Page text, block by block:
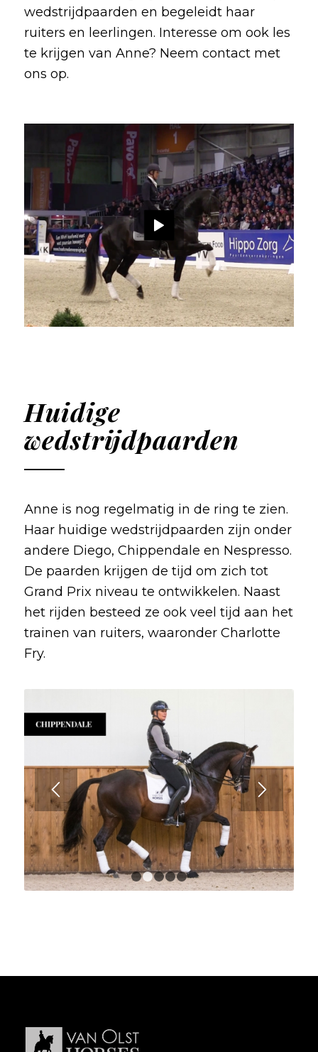
wedstrijdpaarden en begeleidt haar
ruiters en leerlingen. Interesse om ook les
te krijgen van Anne? Neem contact met
ons op.
Huidige
wedstrijdpaarden
Anne is nog regelmatig in de ring te zien.
Haar huidige wedstrijdpaarden zijn onder
andere Diego, Chippendale en Nespresso.
De paarden krijgen de tijd om zich tot
Grand Prix niveau te ontwikkelen. Naast
het rijden besteed ze ook veel tijd aan het
trainen van ruiters, waaronder Charlotte
Fry.
1 2 3 45